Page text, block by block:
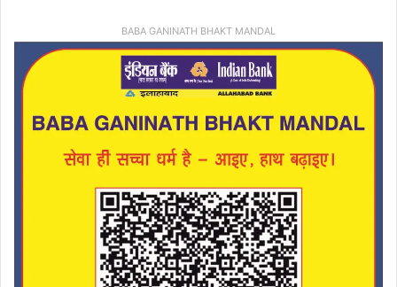
BABA GANINATH BHAKT MANDAL